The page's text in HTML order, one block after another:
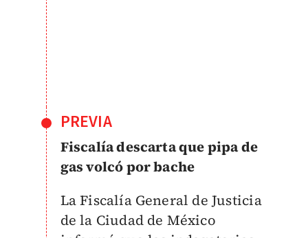
PREVIA
Fiscalía descarta que pipa de
gas volcó por bache
La Fiscalía General de Justicia
de la Ciudad de México